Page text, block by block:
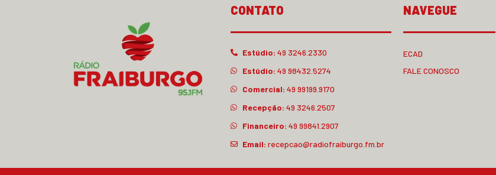
CONTATO
Estúdio: 49 3246.2330
Estúdio: 49 98432.5274
Comercial: 49 99199.9170
Recepção: 49 3246.2507
Financeiro: 49 99841.2907
Email: recepcao@radiofraiburgo.fm.br
NAVEGUE
ECAD
FALE CONOSCO